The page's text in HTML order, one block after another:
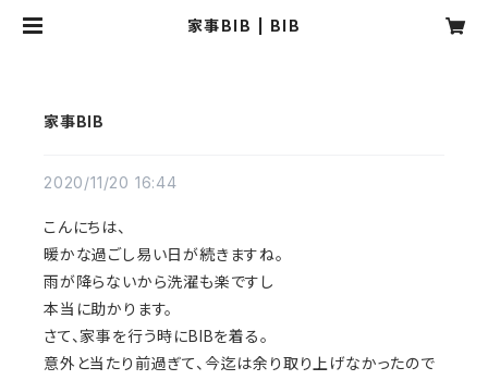
家事BIB | BIB
家事BIB
2020/11/20 16:44
こんにちは、
暖かな過ごし易い日が続きますね。
雨が降らないから洗濯も楽ですし
本当に助かります。
さて、家事を行う時にBIBを着る。
意外と当たり前過ぎて、今迄は余り取り上げなかったので